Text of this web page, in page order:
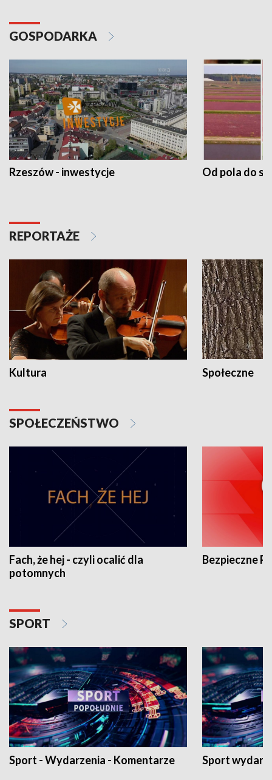
GOSPODARKA
Rzeszów - inwestycje Od pola do
REPORTAŻE
Kultura Społeczne
SPOŁECZEŃSTWO
Fach, że hej - czyli ocalić dla
potomnych
Bezpieczne
SPORT
Sport - Wydarzenia - Komentarze Sport